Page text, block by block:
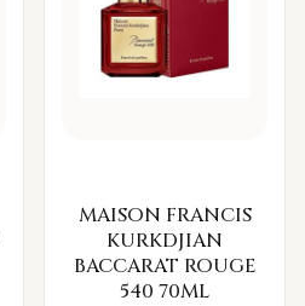
MAISON FRANCIS
KURKDJIAN
BACCARAT ROUGE
540 70ML